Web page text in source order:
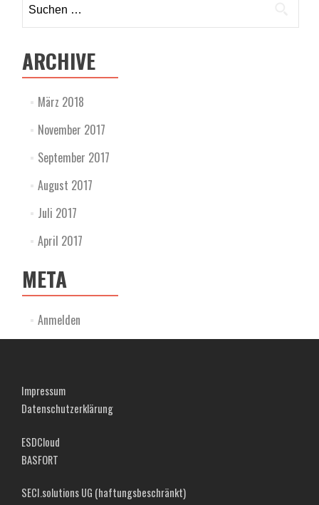
Rakuten
Marktplatz
nach:
ARCHIVE
März 2018
November 2017
September 2017
August 2017
Juli 2017
April 2017
META
Anmelden
Impressum
Datenschutzerklärung
ESDCloud
BASFORT
SECI.solutions UG (haftungsbeschränkt)